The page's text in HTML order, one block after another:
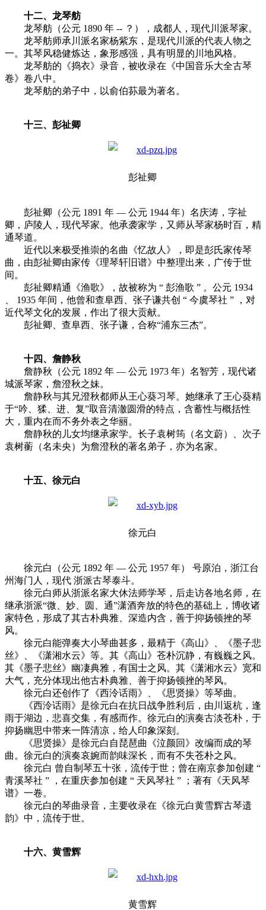
十二、龙琴舫
龙琴舫（公元 1890 年 -- ？），成都人，现代川派琴家。
龙琴舫师承川派名家杨紫东，是现代川派的代表人物之
一。其琴风稳健炼达，象形感强，具有明显的川地风格。
龙琴舫的《捣衣》录音，被收录在《中国音乐大全古琴
卷》卷八中。
龙琴舫的弟子中，以俞伯荪最为著名。
十三、彭祉卿
彭祉卿
彭祉卿（公元 1891 年 — 公元 1944 年）名庆涛，字祉
卿，庐陵人，现代琴家。他承袭家学，又师从琴家杨时百，精
通琴道。
近代以来极受推崇的名曲《忆故人》，即是彭氏家传琴
曲，由彭祉卿由家传《理琴轩旧谱》中整理出来，广传于世
间。
彭祉卿精通《渔歌》，故被称为 “ 彭渔歌 ” 。公元 1934
、 1935 年间，他曾和查阜西、张子谦共创 “ 今虞琴社 ” ，对
近代琴文化的发展，作出了很大贡献。
彭祉卿、查阜西、张子谦，合称“浦东三杰”。
十四、詹静秋
詹静秋（公元 1892 年 — 公元 1973 年）名智芳，现代诸
城派琴家，詹澄秋之妹。
詹静秋与其兄澄秋都师从王心葵习琴。她继承了王心葵精
于“吟、猱、进、复”取音清澈圆滑的特点，含蓄性与概括性
大，重内在而不务外表之华丽。
詹静秋的儿女均继承家学。长子袁树筠（名文蔚）、次子
袁树蘅（名未央）为詹澄秋的著名弟子，亦为名家。
十五、徐元白
徐元白
徐元白（公元 1892 年 — 公元 1957 年） 号原泊，浙江台
州海门人，现代 浙派古琴泰斗。
徐元白师从浙派名家大休法师学琴，后走访各地名师，在
继承浙派“微、妙、圆、通”潇酒奔放的特色的基础上，博收诸
家特色，形成了其古朴典雅、深造内含，善于抑扬顿挫的琴
风。
徐元白能弹奏大小琴曲甚多，最精于《高山》、《墨子悲
丝》、《潇湘水云》等。其《高山》苍朴沉静，有巍巍之风。
其《墨子悲丝》幽凄典雅，有国士之风。其《潇湘水云》宽和
大气，充分体现出他古朴典雅、善于抑扬顿挫的琴风。
徐元白还创作了《西泠话雨》、《思贤操》等琴曲。
《西泠话雨》是徐元白在抗日战争胜利后，由川返杭，逢
雨于湖边，悲喜交集，有感而作。徐元白的演奏古淡苍朴，于
抑扬幽思中带来一阵清凉，给人印象深刻。
《思贤操》是徐元白自琵琶曲《泣颜回》改编而成的琴
曲。徐元白的演奏哀婉而韵味深长，而有不失苍朴之风。
徐元白 曾自制琴五十张，流传于世；曾在南京参加创建 “
青溪琴社 ” ，在重庆参加创建 “ 天风琴社 ” ；著有《天风琴
谱》一卷。
徐元白的琴曲录音，主要收录在《徐元白黄雪辉古琴遗
韵》中，流传于世。
十六、黄雪辉
黄雪辉